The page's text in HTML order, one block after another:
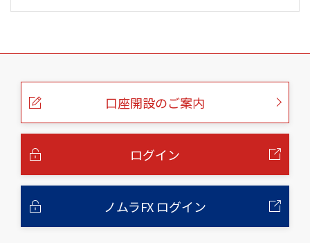
こ
口座開設のご案内
ログイン
ノムラFX ログイン